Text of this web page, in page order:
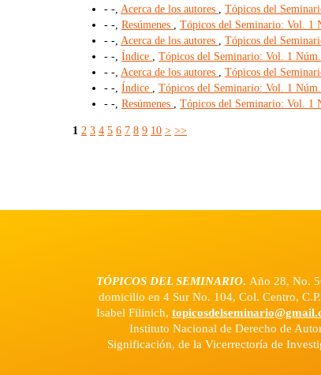
- -, Acerca de los autores
Tópicos del
- -, Resúmenes
Tópicos del Seminario: Vol. 1
- -, Acerca de los autores
Tópicos del
- -, Índice
Tópicos del Seminario: Vol. 1
- -, Acerca de los autores
Tópicos del
- -, Índice
Tópicos del Seminario: Vol. 1
- -, Resúmenes Tópicos del Seminario: Vol. 1
1 2 3 4 5 6 7 8 9 10 > >>
TÓPICOS DEL SEMINARIO. Año 28, No.
domicilio en 4 Sur No. 104, Col. Centro,
Isabel Filinich,
Instituto Nacional de Derecho de
Significación, de la Vicerrectoría de